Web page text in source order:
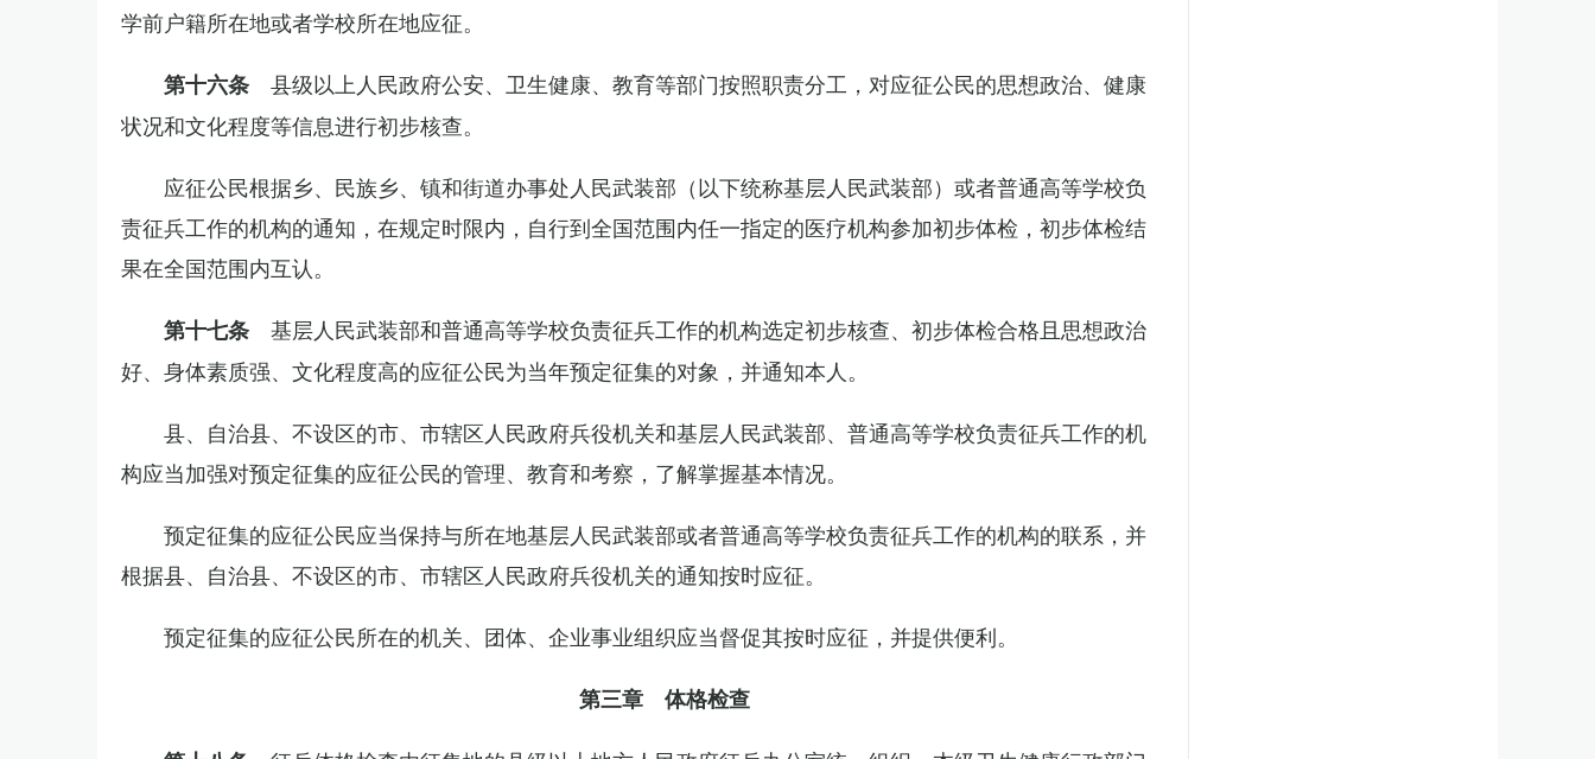
学前户籍所在地或者学校所在地应征。
第十六条 县级以上人民政府公安、卫生健康、教育等部门按照职责分工，对应征公民的思想政治、健康
状况和文化程度等信息进行初步核查。
应征公民根据乡、民族乡、镇和街道办事处人民武装部（以下统称基层人民武装部）或者普通高等学校负
责征兵工作的机构的通知，在规定时限内，自行到全国范围内任一指定的医疗机构参加初步体检，初步体检结
果在全国范围内互认。
第十七条 基层人民武装部和普通高等学校负责征兵工作的机构选定初步核查、初步体检合格且思想政治
好、身体素质强、文化程度高的应征公民为当年预定征集的对象，并通知本人。
县、自治县、不设区的市、市辖区人民政府兵役机关和基层人民武装部、普通高等学校负责征兵工作的机
构应当加强对预定征集的应征公民的管理、教育和考察，了解掌握基本情况。
预定征集的应征公民应当保持与所在地基层人民武装部或者普通高等学校负责征兵工作的机构的联系，并
根据县、自治县、不设区的市、市辖区人民政府兵役机关的通知按时应征。
预定征集的应征公民所在的机关、团体、企业事业组织应当督促其按时应征，并提供便利。
第三章 体格检查